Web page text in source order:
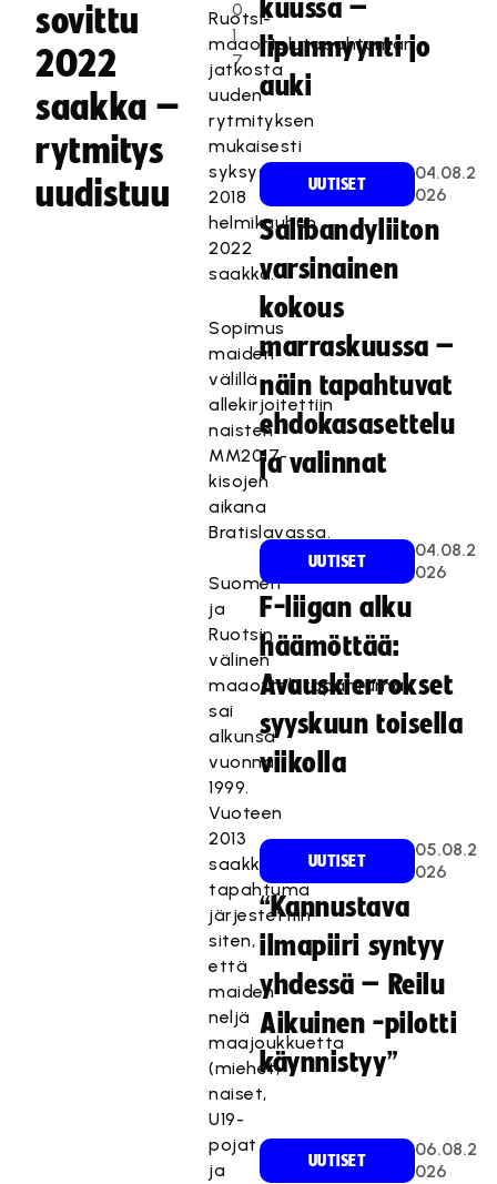
sovittu
2022
saakka –
rytmitys
uudistuu
0
1
7
Ruotsi-
maaottelutapahtuman
jatkosta
uuden
rytmityksen
mukaisesti
syksystä
2018
helmikuuhun
2022
saakka.
Sopimus
maiden
välillä
allekirjoitettiin
naisten
MM2017-
kisojen
aikana
Bratislavassa.
Suomen
ja
Ruotsin
välinen
maaottelutapahtuma
sai
alkunsa
vuonna
1999.
Vuoteen
2013
saakka
tapahtuma
järjestettiin
siten,
että
maiden
neljä
maajoukkuetta
(miehet,
naiset,
U19-
pojat
ja
kuussa –
lipunmyynti jo
auki
UUTISET
04.08.2
026
Salibandyliiton
varsinainen
kokous
marraskuussa –
näin tapahtuvat
ehdokasasettelu
ja valinnat
UUTISET
04.08.2
026
F-liigan alku
häämöttää:
Avauskierrokset
syyskuun toisella
viikolla
UUTISET
05.08.2
026
“Kannustava
ilmapiiri syntyy
yhdessä – Reilu
Aikuinen -pilotti
käynnistyy”
UUTISET
06.08.2
026